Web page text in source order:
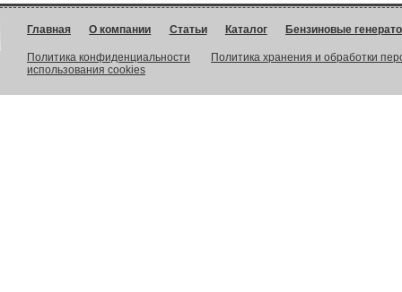
Главная О компании Статьи Каталог Бензиновые
Политика конфиденциальности
Политика хранения и обработки
использования cookies